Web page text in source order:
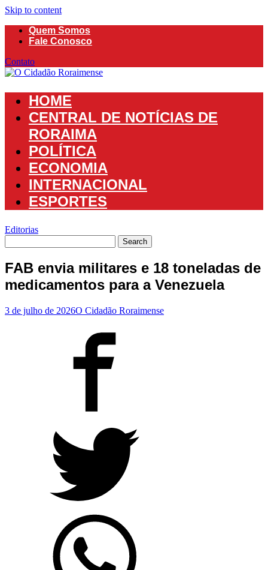
Skip to content
Quem Somos
Fale Conosco
Contato
HOME
CENTRAL DE NOTÍCIAS DE
RORAIMA
POLÍTICA
ECONOMIA
INTERNACIONAL
ESPORTES
Editorias
FAB envia militares e 18 toneladas de
medicamentos para a Venezuela
3 de julho de 2026O Cidadão Roraimense